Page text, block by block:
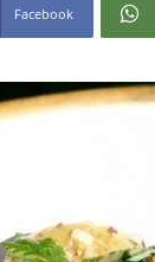
Facebook